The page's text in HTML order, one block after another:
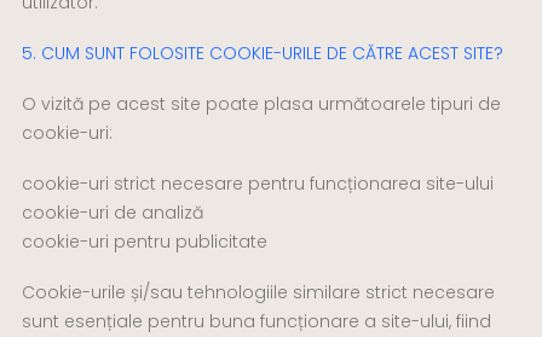
5. CUM SUNT FOLOSITE COOKIE-URILE DE CĂTRE ACEST SITE?
O vizită pe acest site poate plasa următoarele tipuri de
cookie-uri:
cookie-uri strict necesare pentru funcționarea site-ului
cookie-uri de analiză
cookie-uri pentru publicitate
Cookie-urile și/sau tehnologiile similare strict necesare
sunt esențiale pentru buna funcționare a site-ului, fiind